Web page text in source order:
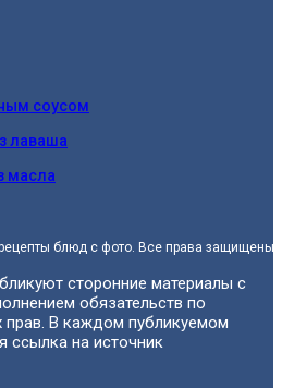
соусом
лаваша
масла
блюд с фото. Все права защищены.
сторонние материалы с
обязательств по
прав. В каждом публикуемом
ссылка на источник